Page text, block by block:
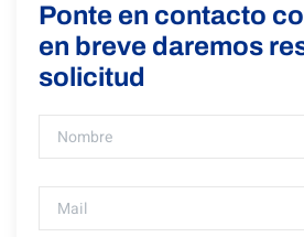
Ponte en contacto
en breve daremos
solicitud